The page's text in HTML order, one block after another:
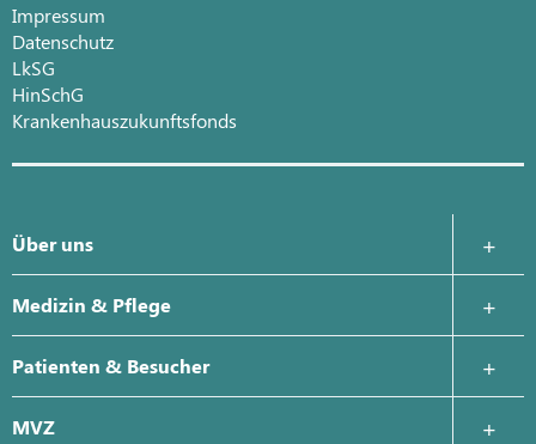
Impressum
Datenschutz
LkSG
HinSchG
Krankenhauszukunftsfonds
Über uns
Krankenhausleitung
Leitbild
Geschichte
Medizin & Pflege
Anästhesie und Intensivmedizin
Chirurgie
Patienten & Besucher
Zentrales Patientenmanagement
MVZ